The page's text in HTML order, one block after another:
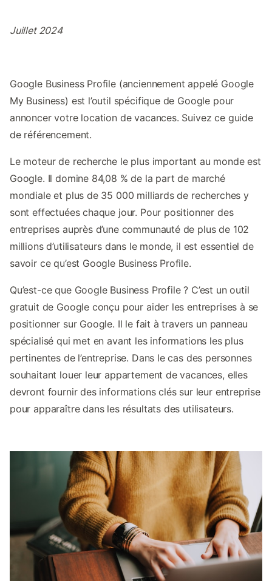
Juillet 2024
Google Business Profile (anciennement appelé Google
My Business) est l’outil spécifique de Google pour
annoncer votre location de vacances. Suivez ce guide
de référencement.
Le moteur de recherche le plus important au monde est
Google. Il domine 84,08 % de la part de marché
mondiale et plus de 35 000 milliards de recherches y
sont effectuées chaque jour. Pour positionner des
entreprises auprès d’une communauté de plus de 102
millions d’utilisateurs dans le monde, il est essentiel de
savoir ce qu’est Google Business Profile.
Qu’est-ce que Google Business Profile ? C’est un outil
gratuit de Google conçu pour aider les entreprises à se
positionner sur Google. Il le fait à travers un panneau
spécialisé qui met en avant les informations les plus
pertinentes de l’entreprise. Dans le cas des personnes
souhaitant louer leur appartement de vacances, elles
devront fournir des informations clés sur leur entreprise
pour apparaître dans les résultats des utilisateurs.